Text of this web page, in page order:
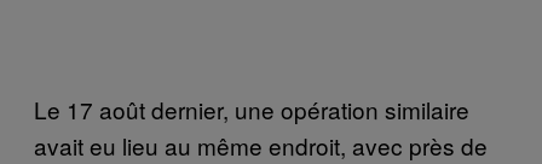
Le 17 août dernier, une opération similaire
avait eu lieu au même endroit, avec près de